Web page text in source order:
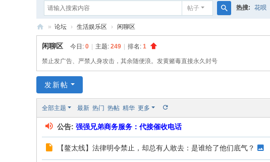
帖子
索
热搜: 花呗
强
兄
» 论坛 › 生活娱乐区 › 闲聊区
闲聊区 今日: 0 主题: 249 排名: 1
禁止发广告、严禁人身攻击，其余随便浪。发黄赌毒直接永久封号
发新帖
全部主题 最新 热门 热帖 精华 更多
公告: 强强兄弟商务服务：代接催收电话
【鳌太线】法律明令禁止，却总有人敢去：是谁给了他们底气？